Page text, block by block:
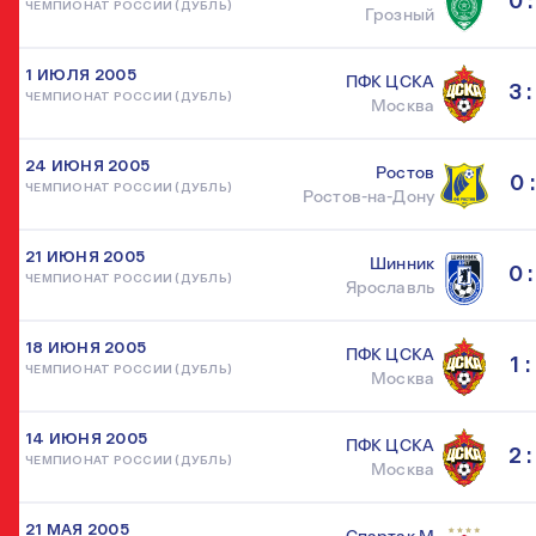
ЧЕМПИОНАТ РОССИИ (ДУБЛЬ)
Грозный
1 ИЮЛЯ 2005
ЧЕМПИОНАТ РОССИИ (ДУБЛЬ)
ПФК ЦСКА
Москва
3
24 ИЮНЯ 2005
ЧЕМПИОНАТ РОССИИ (ДУБЛЬ)
Ростов
Ростов-на-Дону
0
21 ИЮНЯ 2005
ЧЕМПИОНАТ РОССИИ (ДУБЛЬ)
Шинник
Ярославль
0
18 ИЮНЯ 2005
ЧЕМПИОНАТ РОССИИ (ДУБЛЬ)
ПФК ЦСКА
Москва
1
14 ИЮНЯ 2005
ЧЕМПИОНАТ РОССИИ (ДУБЛЬ)
ПФК ЦСКА
Москва
2
21 МАЯ 2005